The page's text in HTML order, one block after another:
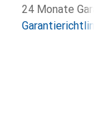
24 Monate